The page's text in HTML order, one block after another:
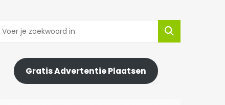
Gratis Advertentie Plaatsen